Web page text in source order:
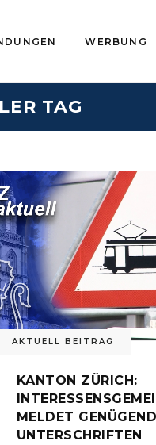
WERBUNG
TAG
AKTUELL BEITRAG
KANTON ZÜRICH:
MELDET
UNTERSCHRIFTEN